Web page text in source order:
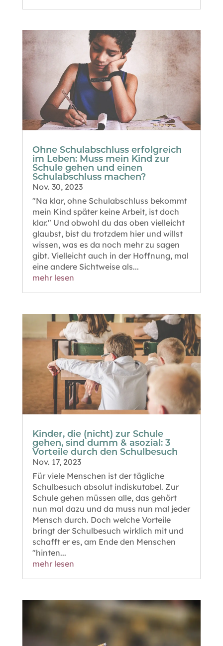
Ohne Schulabschluss erfolgreich
im Leben: Muss mein Kind zur
Schule gehen und einen
Schulabschluss machen?
Nov. 30, 2023
"Na klar, ohne Schulabschluss bekommt
mein Kind später keine Arbeit, ist doch
klar." Und obwohl du das oben vielleicht
glaubst, bist du trotzdem hier und willst
wissen, was es da noch mehr zu sagen
gibt. Vielleicht auch in der Hoffnung, mal
eine andere Sichtweise als...
mehr lesen
Kinder, die (nicht) zur Schule
gehen, sind dumm & asozial: 3
Vorteile durch den Schulbesuch
Nov. 17, 2023
Für viele Menschen ist der tägliche
Schulbesuch absolut indiskutabel. Zur
Schule gehen müssen alle, das gehört
nun mal dazu und da muss nun mal jeder
Mensch durch. Doch welche Vorteile
bringt der Schulbesuch wirklich mit und
schafft er es, am Ende den Menschen
"hinten...
mehr lesen